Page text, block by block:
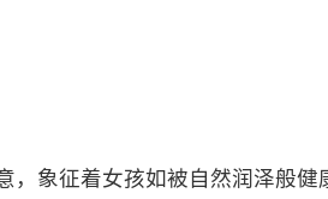
，象征着女孩如被自然润泽般